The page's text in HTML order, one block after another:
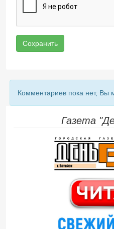
Сохранить
Комментариев пока нет, Вы
Газета